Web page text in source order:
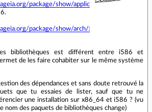
package/show/application/0/name/
package/show/arch/x86_64/application/
bibliothèques est différent entre i586 et
de les faire cohabiter sur le même système
des dépendances et sans doute retrouvé la
que tu essaies de lister, sauf que tu ne
une installation sur x86_64 et i586 ? (vu
nom des paquets de bibliothèques change)